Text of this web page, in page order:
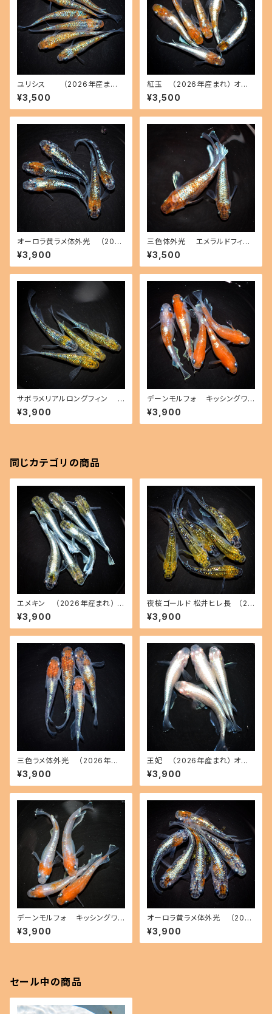
ユリシス （2026年産まれ）
オス3 メス3(現物出品) ikahof
f B-0808-51589-a
¥3,500
紅玉 （2026年産まれ） オス2
メス4(現物出品) ikahoff C-0
719-51353-a
¥3,500
オーロラ黄ラメ体外光 （2026
年産まれ） オス2 メス3(現物出
品) ikahoff A-0802-51513-
a
¥3,900
三色体外光 エメラルドフィン
（2026年産まれ） オス1 メス1
(現物出品) ikahoff A-0808-
51588-a
¥3,500
サボラメリアルロングフィン
（2026年産まれ） オス1 メス3
(現物出品) ikahoff B-0802-
51514-a
¥3,900
デーンモルフォ キッシングワイ
ドフィン（2026年産まれ） オス2
メス3(現物出品) ikahoff D-0
801-51497-a
¥3,900
同じカテゴリの商品
エメキン （2026年産まれ） オ
ス3 メス3(現物出品) ikahoff
C-0707-51200-a
¥3,900
夜桜ゴールド 松井ヒレ長 （20
26年産まれ） オス3 メス3(現物
出品) ikahoff C-0728-5146
2-a
¥3,900
三色ラメ体外光 （2026年産
まれ） オス2 メス2(現物出品) ik
ahoff D-0630-51108-a
¥3,900
王妃 （2026年産まれ） オス2
メス2(現物出品) ikahoff C-0
721-51382-a
¥3,900
デーンモルフォ キッシングワイ
ドフィン（2026年産まれ） オス2
メス2(現物出品) ikahoff B-0
714-51291-a
¥3,900
オーロラ黄ラメ体外光 （2026
年産まれ） オス2 メス4(現物出
品) ikahoff C-0804-51547-
a
¥3,900
セール中の商品